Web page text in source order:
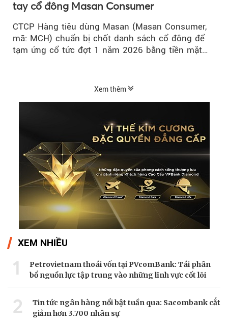
tay cổ đông Masan Consumer
CTCP Hàng tiêu dùng Masan (Masan Consumer,
mã: MCH) chuẩn bị chốt danh sách cổ đông để
tạm ứng cổ tức đợt 1 năm 2026 bằng tiền mặt
Xem thêm
XEM NHIỀU
1
Petrovietnam thoái vốn tại PVcomBank: Tái phân
bổ nguồn lực tập trung vào những lĩnh vực cốt lõi
2
Tin tức ngân hàng nổi bật tuần qua: Sacombank cắt
giảm hơn 3.700 nhân sự